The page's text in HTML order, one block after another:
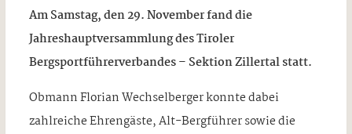
Am Samstag, den 29. November fand die
Jahreshauptversammlung des Tiroler
Bergsportführerverbandes – Sektion Zillertal statt.
Obmann Florian Wechselberger konnte dabei
zahlreiche Ehrengäste, Alt-Bergführer sowie die